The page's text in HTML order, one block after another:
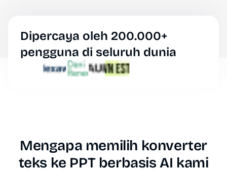
Dipercaya oleh 200.000+
pengguna di seluruh dunia
Mengapa memilih konverter
teks ke PPT berbasis AI kami